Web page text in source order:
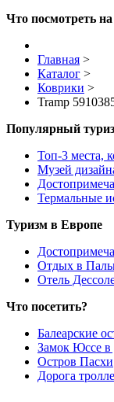
Что посмотреть
Главная >
Каталог >
Коврики >
Tramp
Популярный
Топ-3 места,
Музей
Термальные
Туризм в Европе
Отдых в
Отель
Что посетить?
Балеарские
Замок Юссе
Остров Пасхи
Дорога